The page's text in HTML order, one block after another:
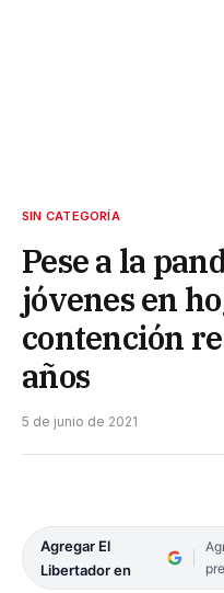
SIN CATEGORÍA
Pese a la
jóvenes en
contención
años
5 de junio de 2021
Agregar El
Libertador en